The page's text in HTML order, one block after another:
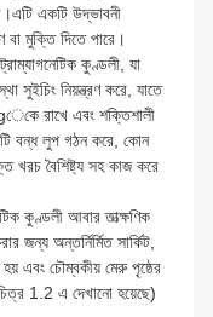
একটি উদ্ভাবনী
বা মুক্তি দিতে পারে।
কুণ্ডলী, যা
সুইচিং নিয়ন্ত্রণ করে, যাতে
রাখে এবং শক্তিশালী
বন্ধ লুপ গঠন করে, কোন
খরচ বৈশিষ্ট্য সহ কাজ করে
কুণ্ডলী আবার তাত্ক্ষণিক
জন্য অন্তর্নির্মিত সার্কিট,
এবং চৌম্বকীয় মেরু পৃষ্ঠের
1.2 এ দেখানো হয়েছে)